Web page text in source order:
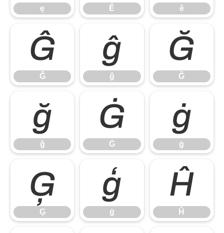
ę Ě ě
Ĝ
Ĝ
ĝ
ĝ
Ğ
Ğ
ğ
ğ
Ġ
Ġ
ġ
ġ
Ģ
Ģ
ģ
ģ
Ĥ
Ĥ